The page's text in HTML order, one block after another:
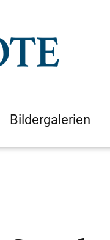
Bildergalerien